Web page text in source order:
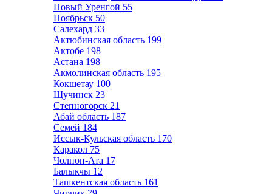
Новый Уренгой 55
Ноябрьск 50
Салехард 33
Актюбинская область 199
Актобе 198
Астана 198
Акмолинская область 195
Кокшетау 100
Щучинск 23
Степногорск 21
Абай область 187
Семей 184
Иссык-Кульская область 170
Каракол 75
Чолпон-Ата 17
Балыкчы 12
Ташкентская область 161